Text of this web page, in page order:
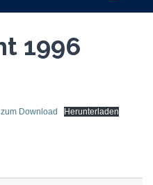
1996
Download Herunterladen